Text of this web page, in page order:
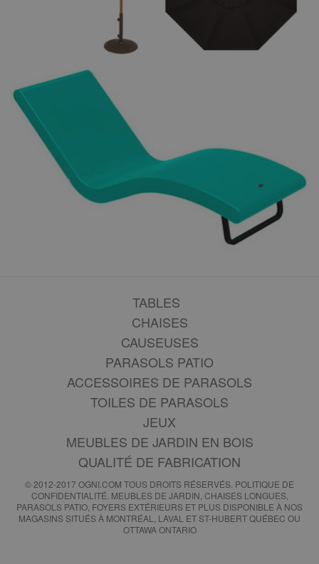
TABLES
CHAISES
CAUSEUSES
PARASOLS PATIO
ACCESSOIRES DE PARASOLS
TOILES DE PARASOLS
JEUX
MEUBLES DE JARDIN EN BOIS
QUALITÉ DE FABRICATION
© 2012-2017 OGNI.COM TOUS DROITS RÉSERVÉS. POLITIQUE DE
CONFIDENTIALITÉ . MEUBLES DE JARDIN, CHAISES LONGUES,
PARASOLS PATIO, FOYERS EXTÉRIEURS ET PLUS DISPONIBLE À NOS
MAGASINS SITUÉS À MONTRÉAL, LAVAL ET ST-HUBERT QUÉBEC OU
OTTAWA ONTARIO